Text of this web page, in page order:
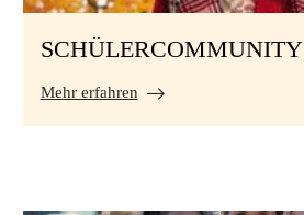
SCHÜLERCOMMUNITY
Mehr erfahren